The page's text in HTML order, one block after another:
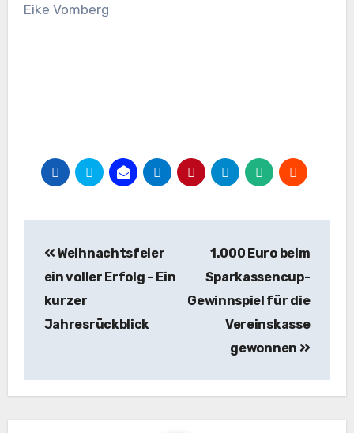
Eike Vomberg
Weihnachtsfeier
ein voller Erfolg – Ein
kurzer
Jahresrückblick
1.000 Euro beim
Sparkassencup-
Gewinnspiel für die
Vereinskasse
gewonnen